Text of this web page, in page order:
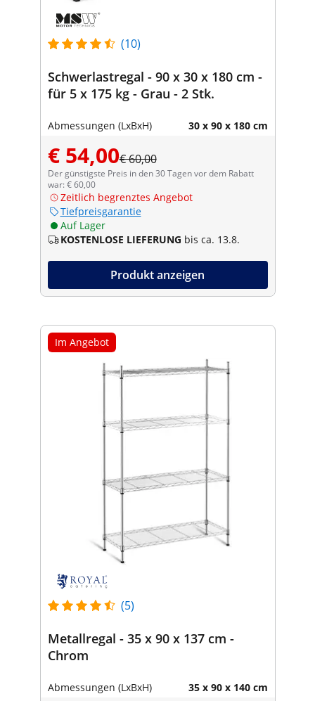
(10)
Schwerlastregal - 90 x 30 x 180 cm -
für 5 x 175 kg - Grau - 2 Stk.
Abmessungen (LxBxH) 30 x 90 x 180 cm
€ 54,00€ 60,00
Der günstigste Preis in den 30 Tagen vor dem Rabatt
war: € 60,00
Zeitlich begrenztes Angebot
Tiefpreisgarantie
Auf Lager
KOSTENLOSE LIEFERUNG bis ca. 13.8.
Produkt anzeigen
Im Angebot
(5)
Metallregal - 35 x 90 x 137 cm -
Chrom
Abmessungen (LxBxH) 35 x 90 x 140 cm